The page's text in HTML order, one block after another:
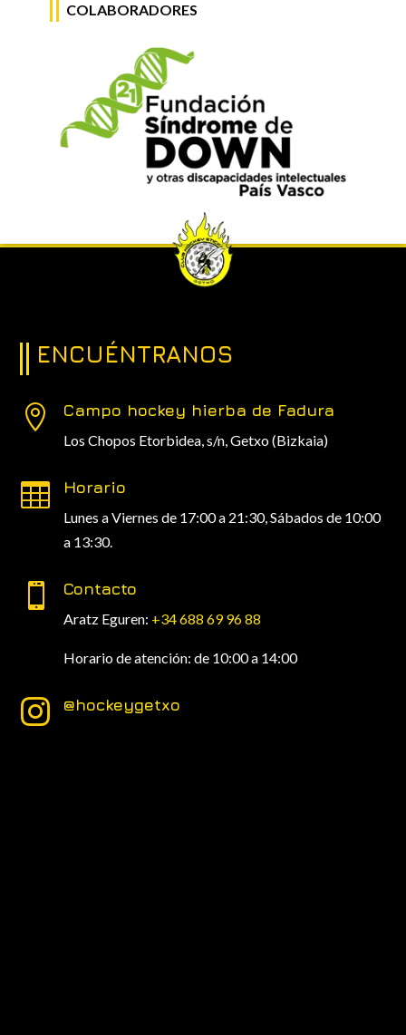
COLABORADORES
ENCUÉNTRANOS
 Campo hockey hierba de Fadura
Los Chopos Etorbidea, s/n,Getxo (Bizkaia)
 Horario
Lunes a Viernes de 17:00 a 21:30, Sábados de 10:00
a 13:30.
 Contacto
Aratz Eguren: +34 688 69 96 88
Horario de atención: de 10:00 a 14:00
 @hockeygetxo